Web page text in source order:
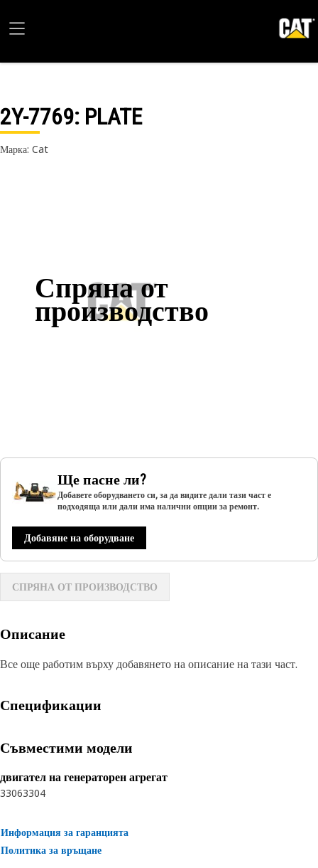
2Y-7769: PLATE
Марка: Cat
Спряна от
производство
Ще пасне ли?
Добавете оборудването си, за да видите дали тази част е
подходяща или дали има налични опции за ремонт.
Добавяне на оборудване
СПРЯНА ОТ ПРОИЗВОДСТВО
Описание
Все още работим върху добавянето на описание на тази част.
Спецификации
Съвместими модели
двигател на генераторен агрегат
33063304
Информация за гаранцията
Политика за връщане